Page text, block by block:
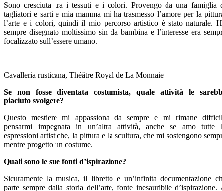
Sono cresciuta tra i tessuti e i colori. Provengo da una famiglia
tagliatori e sarti e mia mamma mi ha trasmesso l’amore per la
l’arte e i colori, quindi il mio percorso artistico è stato naturale.
sempre disegnato moltissimo sin da bambina e l’interesse era
focalizzato sull’essere umano.
Cavalleria rusticana, Théâtre Royal de La Monnaie
Se non fosse diventata costumista, quale attività le
piaciuto svolgere?
Questo mestiere mi appassiona da sempre e mi rimane
pensarmi impegnata in un’altra attività, anche se amo tutte
espressioni artistiche, la pittura e la scultura, che mi sostengono
mentre progetto un costume.
Quali sono le sue fonti d’ispirazione?
Sicuramente la musica, il libretto e un’infinita documentazione
parte sempre dalla storia dell’arte, fonte inesauribile d’ispirazione.